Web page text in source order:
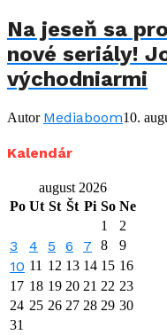
Na jeseň sa
nové seriály!
východniarmi
Autor Mediaboom10.
Kalendár
august 2026
Po Ut St Št Pi So Ne
1
2
3 4 5 6 7 8 9
10 11 12 13 14 15 16
17 18 19 20 21 22 23
24 25 26 27 28 29 30
31